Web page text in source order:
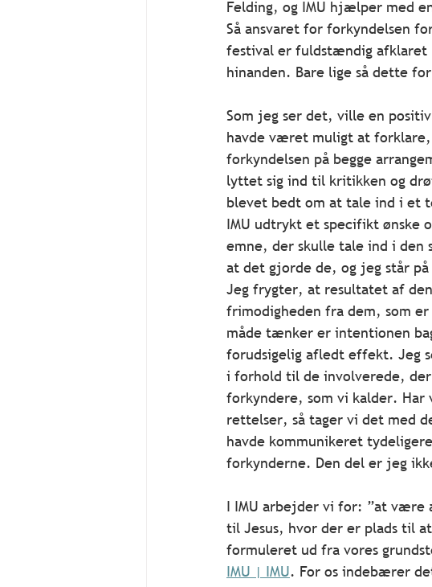
Felding, og IMU hjælper med
Så ansvaret for forkyndelsen
festival er fuldstændig
hinanden. Bare lige så dette
Som jeg ser det, ville en
havde været muligt at
forkyndelsen på begge
lyttet sig ind til kritikken og
blevet bedt om at tale ind i et
IMU udtrykt et specifikt ønske
emne, der skulle tale ind i den
at det gjorde de, og jeg står
Jeg frygter, at resultatet af
frimodigheden fra dem, som
måde tænker er intentionen
forudsigelig afledt effekt. Jeg
i forhold til de involverede,
forkyndere, som vi kalder.
rettelser, så tager vi det med
havde kommunikeret
forkynderne. Den del er jeg
I IMU arbejder vi for: ”at være
til Jesus, hvor der er plads til
formuleret ud fra vores
IMU | IMU. For os indebærer